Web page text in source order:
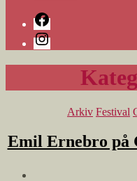
Facebook
Instagram
Arkiv Festival
Emil Ernebro på